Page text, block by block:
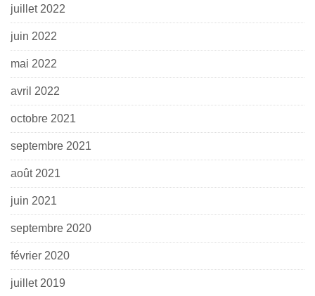
juillet 2022
juin 2022
mai 2022
avril 2022
octobre 2021
septembre 2021
août 2021
juin 2021
septembre 2020
février 2020
juillet 2019